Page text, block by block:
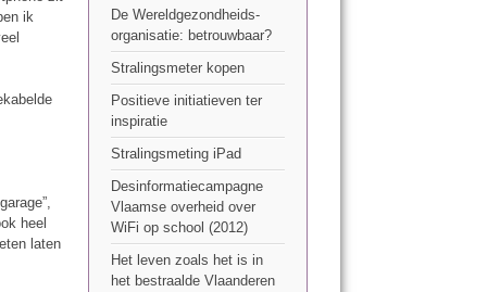
ik
heel
laten
De Wereldgezondheids-
organisatie: betrouwbaar?
Stralingsmeter kopen
Positieve initiatieven ter
inspiratie
Stralingsmeting iPad
Desinformatiecampagne
Vlaamse overheid over
WiFi op school (2012)
Het leven zoals het is in
het bestraalde Vlaanderen